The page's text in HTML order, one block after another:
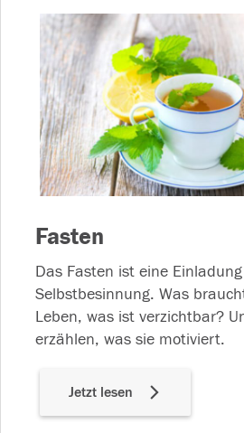
Fasten
Das Fasten ist eine
Selbstbesinnung. Was
Leben, was ist verzichtbar?
erzählen, was sie motiviert.
Jetzt lesen